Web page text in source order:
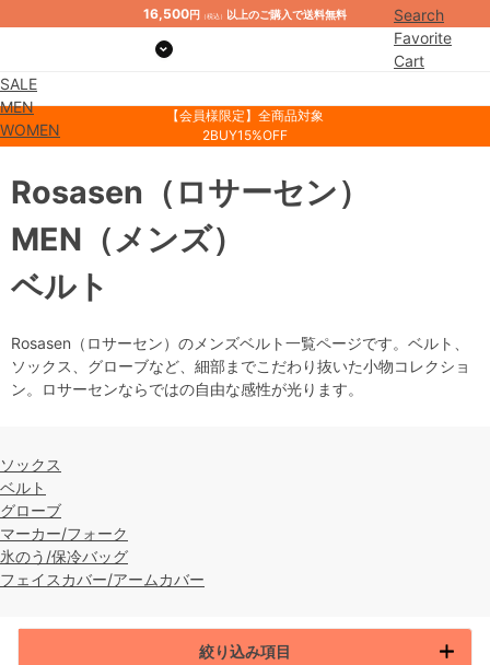
16,500円 （税込） 以上のご購入で送料無料
Search
Favorite
Cart
SALE
MEN
WOMEN
【会員様限定】全商品対象
2BUY15%OFF
ベルト
Rosasen （ロサーセン）
MEN （メンズ）
Rosasen（ロサーセン）のメンズベルト一覧ページです。ベルト、
ソックス、グローブなど、細部までこだわり抜いた小物コレクショ
ン。ロサーセンならではの自由な感性が光ります。
ソックス
ベルト
グローブ
マーカー/フォーク
氷のう/保冷バッグ
フェイスカバー/アームカバー
絞り込み項目